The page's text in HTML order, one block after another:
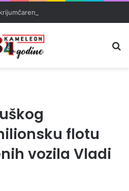
flotu
vozila Vladi